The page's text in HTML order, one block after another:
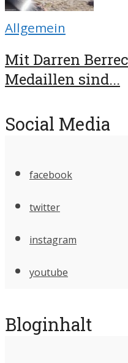
Allgemein
Mit Darren
Medaillen sind...
Social Media
facebook
twitter
instagram
youtube
Bloginhalt